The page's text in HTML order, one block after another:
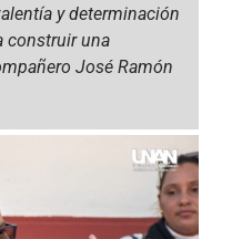
y determinación
construir una
José Ramón